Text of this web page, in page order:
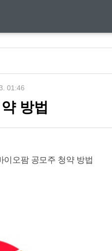
01:46
방법
이오팜 공모주 청약 방법